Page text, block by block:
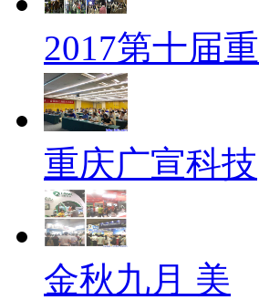
2017第十届重
重庆广宣科技
金秋九月 美